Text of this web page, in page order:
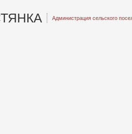
Администрация сельского